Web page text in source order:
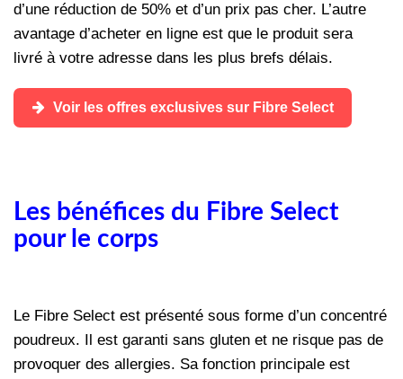
d’une réduction de 50% et d’un prix pas cher. L’autre
avantage d’acheter en ligne est que le produit sera
livré à votre adresse dans les plus brefs délais.
Voir les offres exclusives sur Fibre Select
Les bénéfices du Fibre Select
pour le corps
Le Fibre Select est présenté sous forme d’un concentré
poudreux. Il est garanti sans gluten et ne risque pas de
provoquer des allergies. Sa fonction principale est